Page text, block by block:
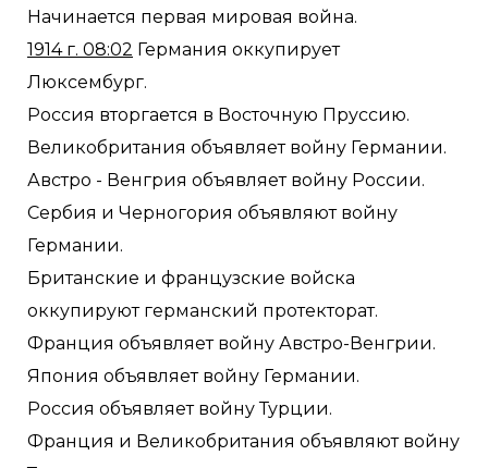
Начинается первая мировая война.
1914 г. 08:02 Германия оккупирует
Люксембург.
Россия вторгается в Восточную Пруссию.
Великобритания объявляет войну Германии.
Австро - Венгрия объявляет войну России.
Сербия и Черногория объявляют войну
Германии.
Британские и французские войска
оккупируют германский протекторат.
Франция объявляет войну Австро-Венгрии.
Япония объявляет войну Германии.
Россия объявляет войну Турции.
Франция и Великобритания объявляют войну